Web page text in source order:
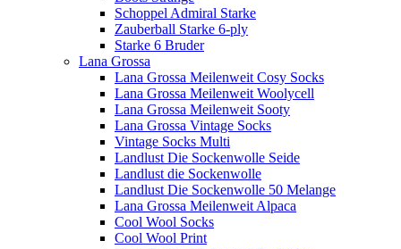
Schoppel Admiral Starke
Zauberball Starke 6-ply
Starke 6 Bruder
Lana Grossa
Lana Grossa Meilenweit Cosy Socks
Lana Grossa Meilenweit Woolycell
Lana Grossa Meilenweit Sooty
Lana Grossa Vintage Socks
Vintage Socks Multi
Landlust Die Sockenwolle Seide
Landlust die Sockenwolle
Landlust Die Sockenwolle 50 Melange
Lana Grossa Meilenweit Alpaca
Cool Wool Socks
Cool Wool Print